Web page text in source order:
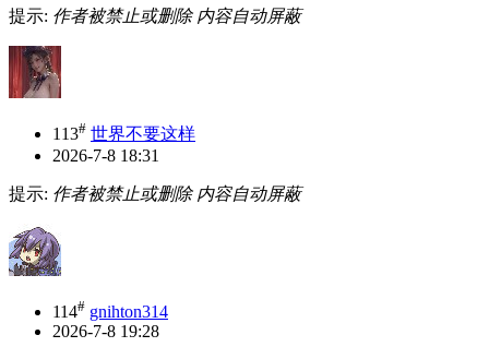
提示: 作者被禁止或删除 内容自动屏蔽
113# 世界不要这样
2026-7-8 18:31
提示: 作者被禁止或删除 内容自动屏蔽
114# gnihton314
2026-7-8 19:28